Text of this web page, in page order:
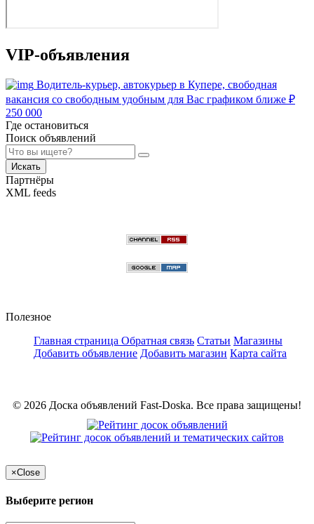
VIP-объявления
Водитель-курьер, автокурьер в Купере, свободная
вакансия со свободным удобным для Вас графиком ближе ₽
250 000
Где остановиться
Поиск объявлений
Искать
Партнёры
XML feeds
Полезное
Главная страница Обратная связь Статьи Магазины
Добавить объявление Добавить магазин Карта сайта
© 2026 Доска объявлений Fast-Doska. Все права защищены!
×Close
Выберите регион